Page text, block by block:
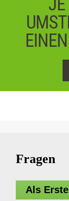
Fragen
Als